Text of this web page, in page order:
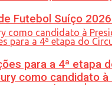
como candidato
Futebol Suíço
para a 4ª etapa